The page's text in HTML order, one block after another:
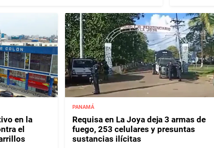
en la
el
PANAMÁ
Requisa en La Joya deja 3 armas de
fuego, 253 celulares y presuntas
sustancias ilícitas